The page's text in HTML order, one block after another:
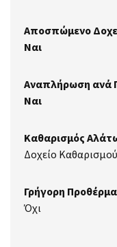
Αποσπώμενο
Ναι
Αναπλήρωση ανά
Ναι
Καθαρισμός
Δοχείο Καθαρισμού
Γρήγορη
Όχι